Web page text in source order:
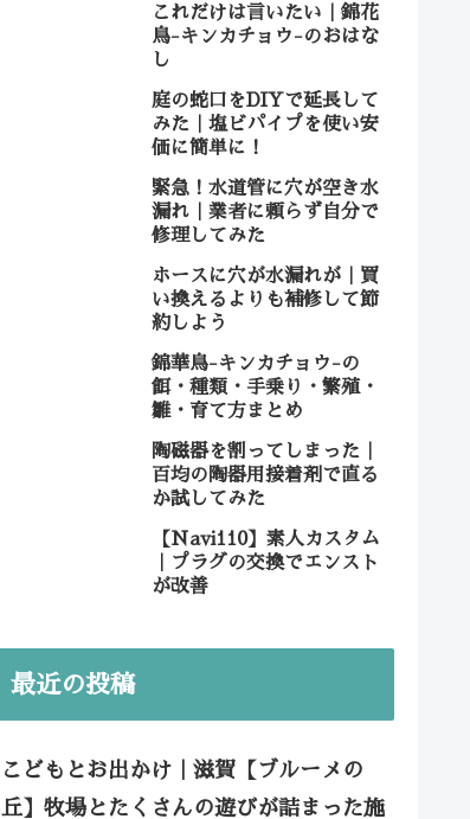
これだけは言いたい｜錦花
鳥-キンカチョウ-のおはな
し
庭の蛇口をDIYで延長して
みた｜塩ビパイプを使い安
価に簡単に！
緊急！水道管に穴が空き水
漏れ｜業者に頼らず自分で
修理してみた
ホースに穴が水漏れが｜買
い換えるよりも補修して節
約しよう
錦華鳥-キンカチョウ-の
餌・種類・手乗り・繁殖・
雛・育て方まとめ
陶磁器を割ってしまった｜
百均の陶器用接着剤で直る
か試してみた
【Navi110】素人カスタム
｜プラグの交換でエンスト
が改善
最近の投稿
こどもとお出かけ｜滋賀【ブルーメの
丘】牧場とたくさんの遊びが詰まった施